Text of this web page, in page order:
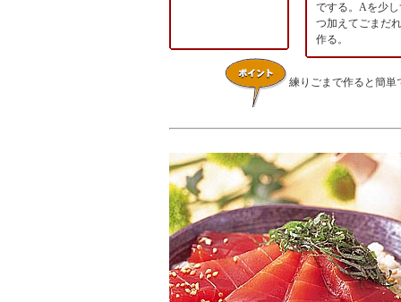
でする。Aを少し
つ加えてごまだ
作る。
練りごまで作ると簡単